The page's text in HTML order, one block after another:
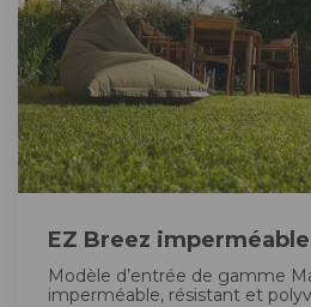
EZ Breez imperméable
Modèle d’entrée de gamme
imperméable, résistant et